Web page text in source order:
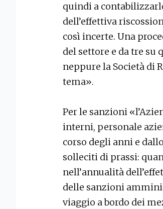
quindi a
dell’effettiva
così incerte. Una
del settore e da tre su
neppure la Società di
tema».
Per le sanzioni
interni, personale
corso degli anni e
solleciti di prassi:
nell’annualità
delle sanzioni
viaggio a bordo dei